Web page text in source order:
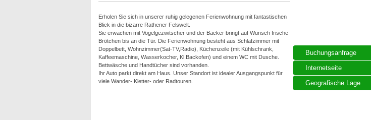
Buchungsanfrage
Internetseite
Geografische Lage
Erholen Sie sich in unserer ruhig gelegenen Ferienwohnung mit fantastischen
Blick in die bizarre Rathener Felswelt.
Sie erwachen mit Vogelgezwitscher und der Bäcker bringt auf Wunsch frische
Brötchen bis an die Tür. Die Ferienwohnung besteht aus Schlafzimmer mit
Doppelbett, Wohnzimmer(Sat-TV,Radio), Küchenzeile (mit Kühlschrank,
Kaffeemaschine, Wasserkocher, Kl.Backofen) und einem WC mit Dusche.
Bettwäsche und Handtücher sind vorhanden.
Ihr Auto parkt direkt am Haus. Unser Standort ist idealer Ausgangspunkt für
viele Wander- Kletter- oder Radtouren.